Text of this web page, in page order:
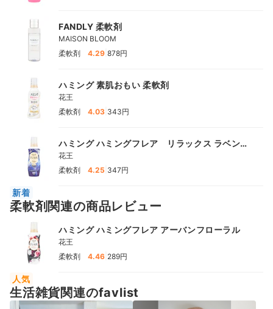
FANDLY 柔軟剤
MAISON BLOOM
柔軟剤
4.29 878円
ハミング 素肌おもい 柔軟剤
花王
柔軟剤
4.03 343円
ハミング ハミングフレア リラックス ラベンダ
ーアロマ
花王
柔軟剤
4.25 347円
新着
柔軟剤関連の商品レビュー
ハミング ハミングフレア アーバンフローラル
花王
柔軟剤
4.46 289円
人気
生活雑貨関連のfavlist